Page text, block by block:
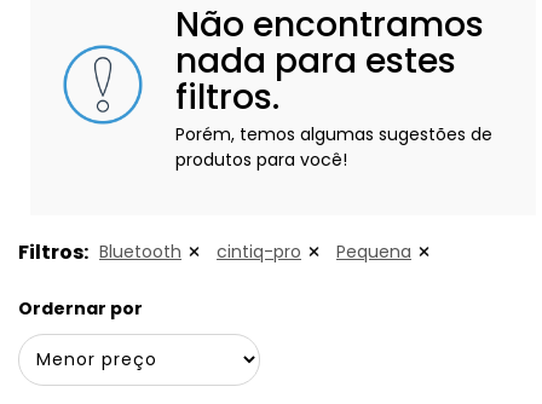
Não encontramos
nada para estes
filtros.
Porém, temos algumas sugestões de
produtos para você!
Filtros: Bluetooth cintiq-pro Pequena
Ordernar por